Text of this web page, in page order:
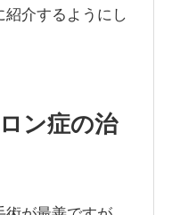
紹介するようにし
ン症の治